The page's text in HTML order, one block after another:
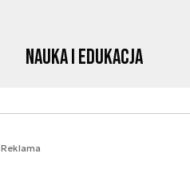
Nauka i edukacja
Reklama